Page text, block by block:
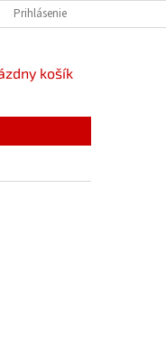
Prihlásenie
košík